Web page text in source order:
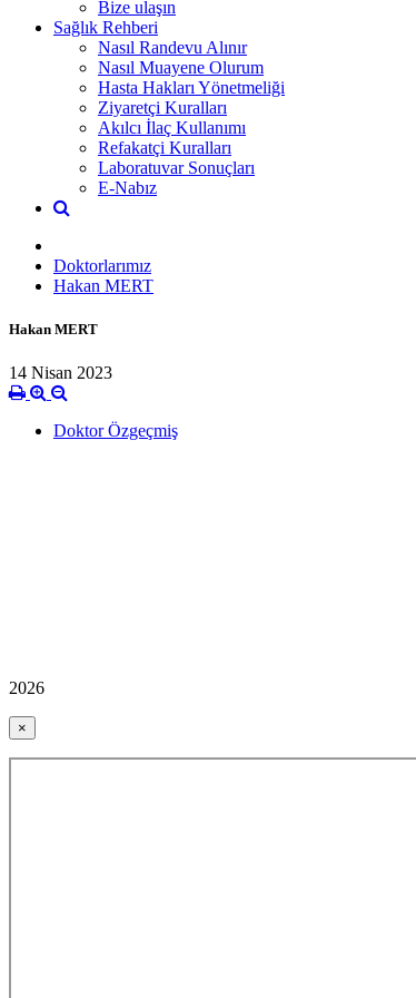
Bize ulaşın
Sağlık Rehberi
Nasıl Randevu Alınır
Nasıl Muayene Olurum
Hasta Hakları Yönetmeliği
Ziyaretçi Kuralları
Akılcı İlaç Kullanımı
Refakatçi Kuralları
Laboratuvar Sonuçları
E-Nabız
Doktorlarımız
Hakan MERT
Hakan MERT
14 Nisan 2023
Doktor Özgeçmiş
2026
×